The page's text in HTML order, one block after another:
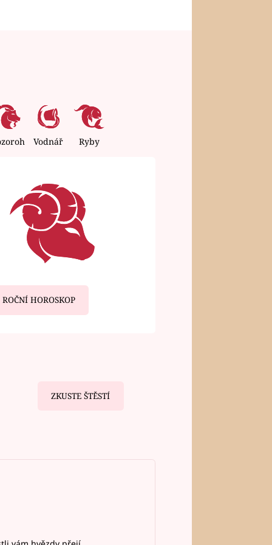
Vodnář Ryby
ROČNÍ HOROSKOP
ZKUSTE ŠTĚSTÍ